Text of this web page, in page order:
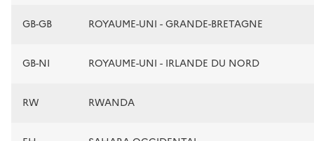
GB-GB ROYAUME-UNI - GRANDE-BRETAGNE
GB-NI ROYAUME-UNI - IRLANDE DU NORD
RW RWANDA